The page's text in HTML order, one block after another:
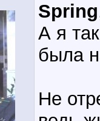
Spring
А я
была
Не